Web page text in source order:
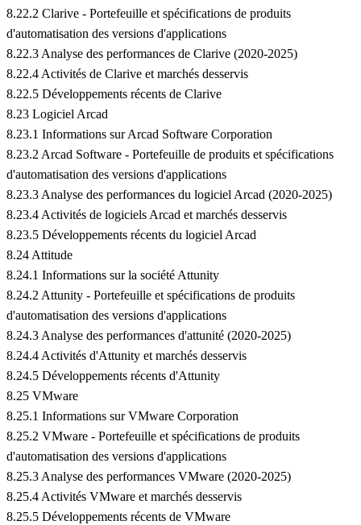
8.22.2 Clarive - Portefeuille et spécifications de produits
d'automatisation des versions d'applications
8.22.3 Analyse des performances de Clarive (2020-2025)
8.22.4 Activités de Clarive et marchés desservis
8.22.5 Développements récents de Clarive
8.23 Logiciel Arcad
8.23.1 Informations sur Arcad Software Corporation
8.23.2 Arcad Software - Portefeuille de produits et spécifications
d'automatisation des versions d'applications
8.23.3 Analyse des performances du logiciel Arcad (2020-2025)
8.23.4 Activités de logiciels Arcad et marchés desservis
8.23.5 Développements récents du logiciel Arcad
8.24 Attitude
8.24.1 Informations sur la société Attunity
8.24.2 Attunity - Portefeuille et spécifications de produits
d'automatisation des versions d'applications
8.24.3 Analyse des performances d'attunité (2020-2025)
8.24.4 Activités d'Attunity et marchés desservis
8.24.5 Développements récents d'Attunity
8.25 VMware
8.25.1 Informations sur VMware Corporation
8.25.2 VMware - Portefeuille et spécifications de produits
d'automatisation des versions d'applications
8.25.3 Analyse des performances VMware (2020-2025)
8.25.4 Activités VMware et marchés desservis
8.25.5 Développements récents de VMware